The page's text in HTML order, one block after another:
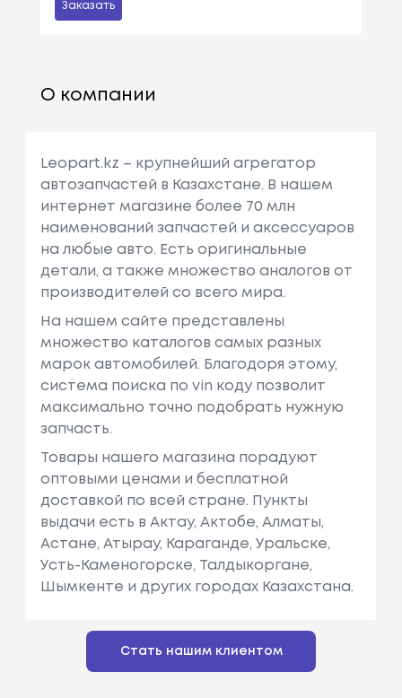
Заказать
О компании
Leopart.kz – крупнейший агрегатор
автозапчастей в Казахстане. В нашем
интернет магазине более 70 млн
наименований запчастей и аксессуаров
на любые авто. Есть оригинальные
детали, а также множество аналогов от
производителей со всего мира.
На нашем сайте представлены
множество каталогов самых разных
марок автомобилей. Благодоря этому,
система поиска по vin коду позволит
максимально точно подобрать нужную
запчасть.
Товары нашего магазина порадуют
оптовыми ценами и бесплатной
доставкой по всей стране. Пункты
выдачи есть в Актау, Актобе, Алматы,
Астане, Атырау, Караганде, Уральске,
Усть-Каменогорске, Талдыкоргане,
Шымкенте и других городах Казахстана.
Стать нашим клиентом